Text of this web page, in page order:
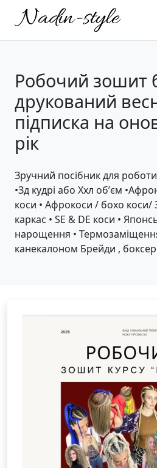
Робочий зошит
друкований
підписка на
рік
Зручний посібник для роботи
•Зд кудрі або Ххл обʼєм
коси • Афрокоси / бохо коси/
каркас • SE & DE коси •
нарощення • Термозаміщення
канекалоном Брейди ,